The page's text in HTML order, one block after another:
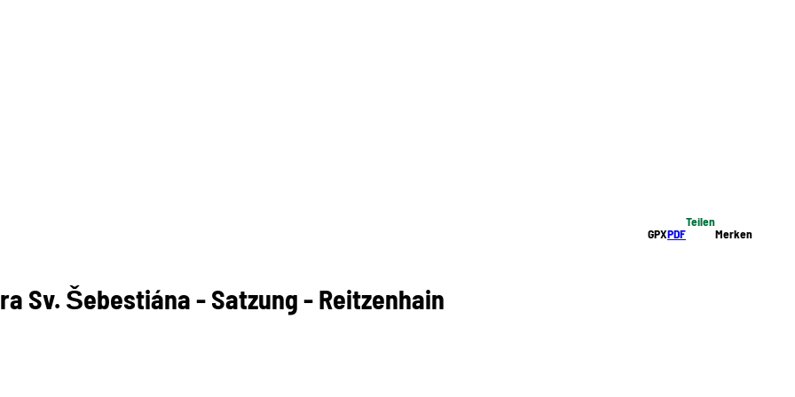
GPXPDF
Teilen
Merken
Sv. Šebestiána - Satzung - Reitzenhain